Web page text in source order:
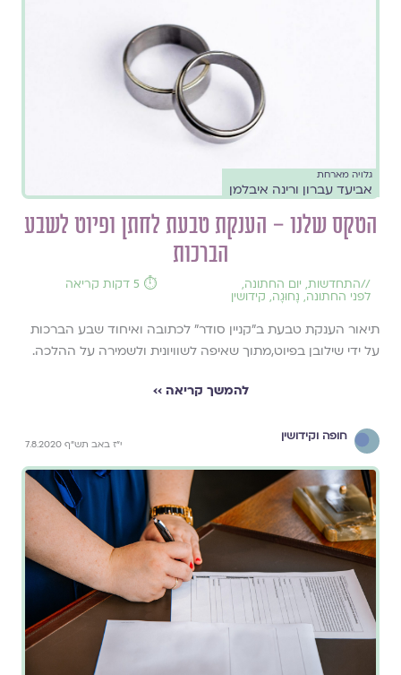
גלויה מארחת
אביעד עברון ורינה איבלמן
הטקס שלנו – הענקת טבעת לחתן ופיוט לשבע
הברכות
//התחדשות, יום החתונה,
לפני החתונה, נָחוּגָה, קידושין
⏱️ 5 דקות קריאה
תיאור הענקת טבעת ב"קניין סודר" לכתובה ואיחוד שבע הברכות
על ידי שילובן בפיוט,מתוך שאיפה לשוויונית ולשמירה על ההלכה.
להמשך קריאה ››
חופה וקידושין
י"ז באב תש"ף 7.8.2020